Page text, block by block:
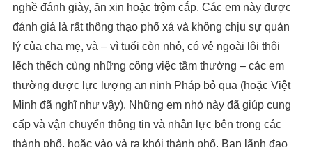
nghề đánh giày, ăn xin hoặc trộm cắp. Các em này được
đánh giá là rất thông thạo phố xá và không chịu sự quản
lý của cha mẹ, và – vì tuổi còn nhỏ, có vẻ ngoài lôi thôi
lếch thếch cùng những công việc tầm thường – các em
thường được lực lượng an ninh Pháp bỏ qua (hoặc Việt
Minh đã nghĩ như vậy). Những em nhỏ này đã giúp cung
cấp và vận chuyển thông tin và nhân lực bên trong các
thành phố, hoặc vào và ra khỏi thành phố. Ban lãnh đạo